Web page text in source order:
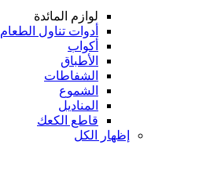
لوازم المائدة
أدوات تناول الطعام
أكواب
الأطباق
الشفاطات
الشموع
المناديل
قاطع الكعك
إظهار الكل